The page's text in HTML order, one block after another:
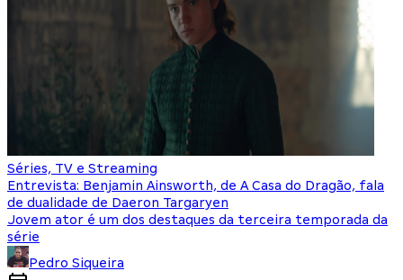
Séries, TV e Streaming
Entrevista: Benjamin Ainsworth, de A Casa do Dragão, fala
de dualidade de Daeron Targaryen
Jovem ator é um dos destaques da terceira temporada da
série
Pedro Siqueira